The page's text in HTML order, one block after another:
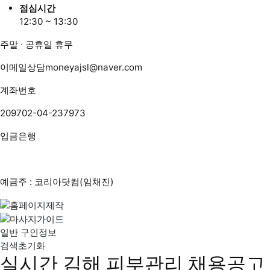
점심시간
12:30 ~ 13:30
주말 · 공휴일 휴무
이메일상담moneyajsl@naver.com
계좌번호
209702-04-237973
입금은행
예금주 : 코리아닷컴(임채진)
일반 구인정보
검색초기화
실시간 김해 피부관리 채용공고